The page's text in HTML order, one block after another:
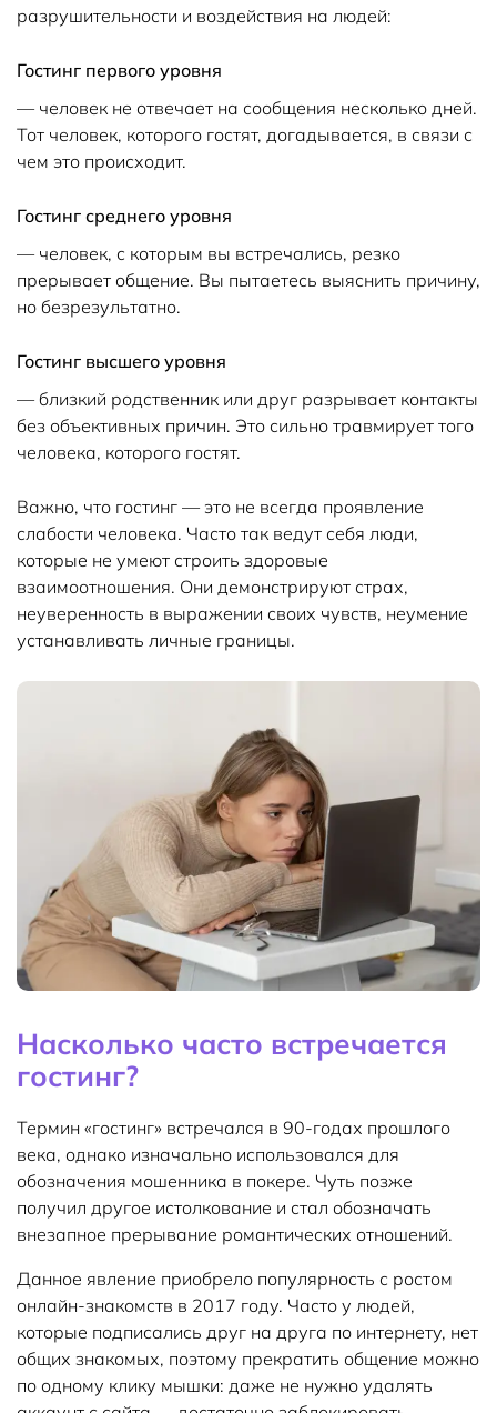
разрушительности и воздействия на людей:
Гостинг первого уровня
— человек не отвечает на сообщения несколько дней.
Тот человек, которого гостят, догадывается, в связи с
чем это происходит.
Гостинг среднего уровня
— человек, с которым вы встречались, резко
прерывает общение. Вы пытаетесь выяснить причину,
но безрезультатно.
Гостинг высшего уровня
— близкий родственник или друг разрывает контакты
без объективных причин. Это сильно травмирует того
человека, которого гостят.
Важно, что гостинг — это не всегда проявление
слабости человека. Часто так ведут себя люди,
которые не умеют строить здоровые
взаимоотношения. Они демонстрируют страх,
неуверенность в выражении своих чувств, неумение
устанавливать личные границы.
Насколько часто встречается
гостинг?
Термин «гостинг» встречался в 90-годах прошлого
века, однако изначально использовался для
обозначения мошенника в покере. Чуть позже
получил другое истолкование и стал обозначать
внезапное прерывание романтических отношений.
Данное явление приобрело популярность с ростом
онлайн-знакомств в 2017 году. Часто у людей,
которые подписались друг на друга по интернету, нет
общих знакомых, поэтому прекратить общение можно
по одному клику мышки: даже не нужно удалять